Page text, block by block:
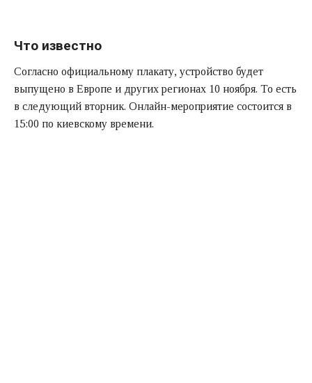
Что известно
Согласно официальному плакату, устройство будет
выпущено в Европе и других регионах 10 ноября. То есть
в следующий вторник. Онлайн-мероприятие состоится в
15:00 по киевскому времени.